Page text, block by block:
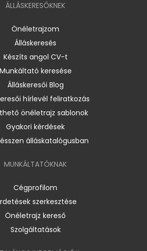
ÁLLÁSKERESŐKNEK
Önéletrajzom
Álláskeresés
Készíts angol CV-t
Munkáltató keresése
Álláskeresői Blog
hírlevél feliratkozás
önéletrajz sablonok
Gyakori kérdések
álláskatalógusban
MUNKÁLTATÓKNAK
Cégprofilom
szerkesztése
Önéletrajz kereső
Szolgáltatások